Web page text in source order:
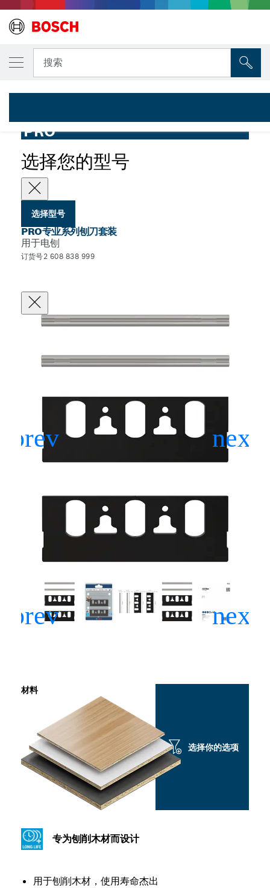
搜索
... PRO专业系列刨刀套装
PRO
选择您的型号
选择型号
PRO专业系列刨刀套装
用于电刨
订货号2 608 838 999
专为刨削木材而设计
用于刨削木材，使用寿命杰出
材料
选择你的选项
您选择的型号
PRO专业系列刨刀套装，4件装
2 608 838 999